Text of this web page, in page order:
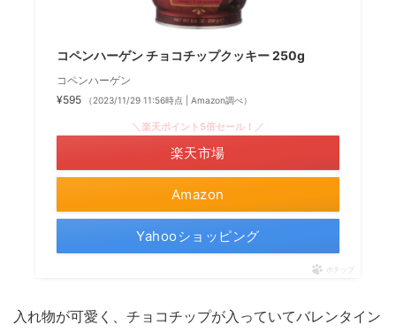
コペンハーゲン チョコチップクッキー 250g
コペンハーゲン
¥595
（2023/11/29 11:56時点 | Amazon調べ）
Amazon
＼楽天ポイント5倍セール！／
楽天市場
Yahooショッピング
ポチップ
入れ物が可愛く、チョコチップが入っていてバレンタイン